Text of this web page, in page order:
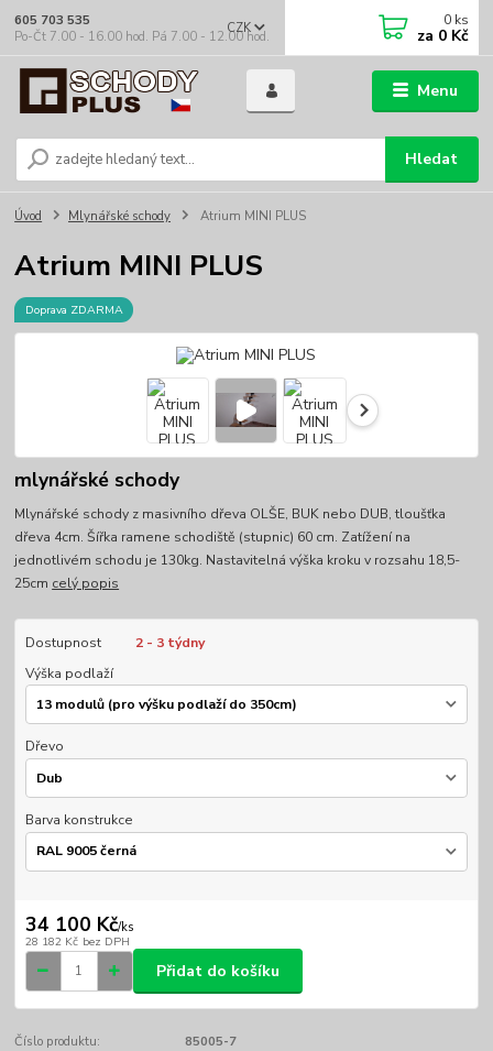
Menu
CZK
Hledat
605 703 535
Po-Čt 7.00 - 16.00 hod. Pá 7.00 - 12.00 hod.
0 ks
za 0 Kč
Úvod Mlynářské schody Atrium MINI PLUS
Atrium MINI PLUS
Doprava ZDARMA
mlynářské schody
Mlynářské schody z masivního dřeva OLŠE, BUK nebo DUB, tloušťka
dřeva 4cm. Šířka ramene schodiště (stupnic) 60 cm. Zatížení na
jednotlivém schodu je 130kg. Nastavitelná výška kroku v rozsahu 18,5-
25cm celý popis
Dostupnost
2 - 3 týdny
Výška podlaží
Dřevo
Barva konstrukce
34 100 Kč/ks
28 182 Kč bez DPH
Přidat do košíku
Číslo produktu: 85005-7